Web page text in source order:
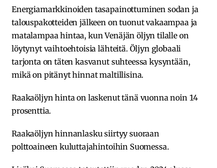
Energiamarkkinoiden tasapainottuminen sodan ja
talouspakotteiden jälkeen on tuonut vakaampaa ja
matalampaa hintaa, kun Venäjän öljyn tilalle on
löytynyt vaihtoehtoisia lähteitä. Öljyn globaali
tarjonta on täten kasvanut suhteessa kysyntään,
mikä on pitänyt hinnat maltillisina.
Raakaöljyn hinta on laskenut tänä vuonna noin 14
prosenttia.
Raakaöljyn hinnanlasku siirtyy suoraan
polttoaineen kuluttajahintoihin Suomessa.